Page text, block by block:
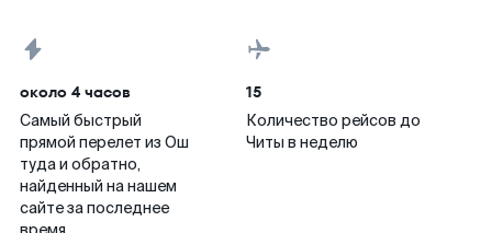
около 4 часов
Самый быстрый
прямой перелет из Ош
туда и обратно,
найденный на нашем
сайте за последнее
15
Количество рейсов до
Читы в неделю